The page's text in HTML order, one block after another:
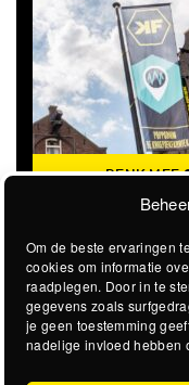
Om de beste ervaringen
cookies om informatie
raadplegen. Door in te
gegevens zoals
je geen toestemming
nadelige invloed hebben
DENK MEE